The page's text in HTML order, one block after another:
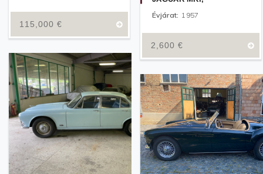
115,000 €
2,600 €
Évjárat: 1957